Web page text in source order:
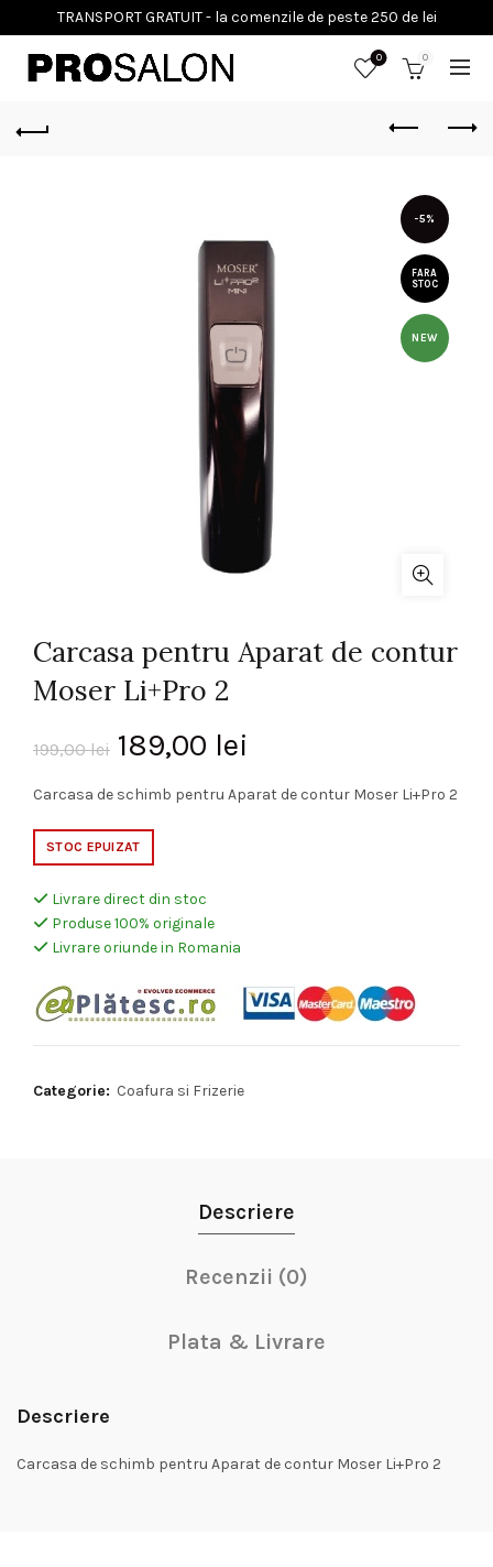
0 0
-5%
FARA
STOC
NEW
Carcasa pentru Aparat de contur
Moser Li+Pro 2
199,00lei Prețul
inițial
a
fost:
199,00 lei.
189,00 lei
curent
Carcasa de schimb pentru Aparat de contur Moser Li+Pro 2
STOC EPUIZAT
Livrare direct din stoc
Produse 100% originale
Livrare oriunde in Romania
Categorie: Coafura si Frizerie
Descriere
Recenzii (0)
Plata & Livrare
Descriere
Carcasa de schimb pentru Aparat de contur Moser Li+Pro 2